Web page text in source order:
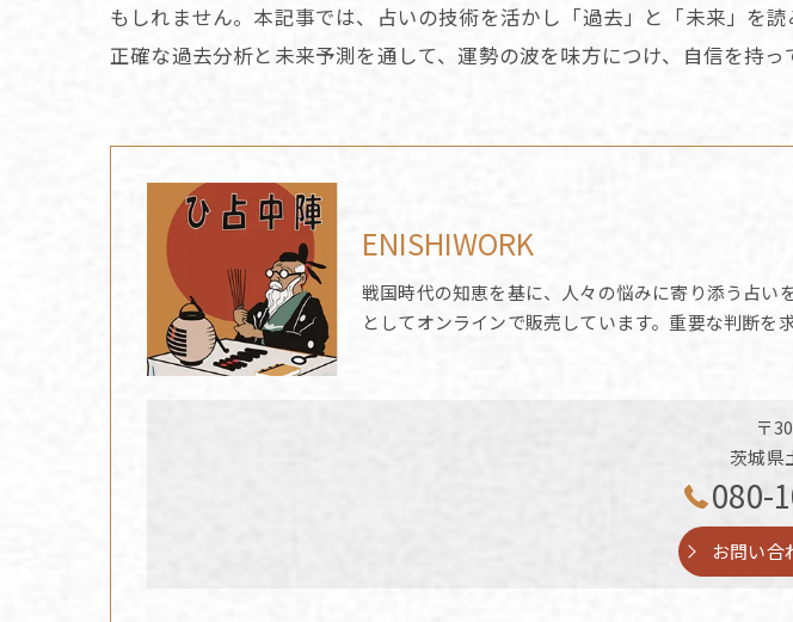
もしれません。本記事では、占いの技術を活かし「過去」と「未来」を
正確な過去分析と未来予測を通して、運勢の波を味方につけ、自信を持っ
ENISHIWORK
戦国時代の知恵を基に、人々の悩みに寄り添う占い
としてオンラインで販売しています。重要な判断を
〒
茨城県
080-
お問い合